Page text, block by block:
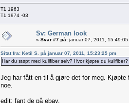
T1 1963
T1 1974 -03
Sv: German look
« Svar #7 på: januar 07, 2011, 15:49:05
Sitat fra: Ketil S. på januar 07, 2011, 15:23:25 pm
Har du støpt med kullfiber selv? Hvor kjøpte du kullfiber?
Jeg har fått en til å gjøre det for meg.
noe.
edit: fant de på ebay.